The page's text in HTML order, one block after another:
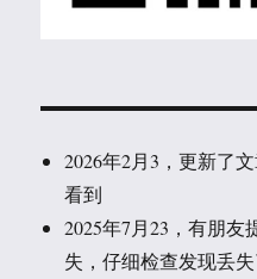
2026年2月3，更新了
看到
2025年7月23，有朋友
失，仔细检查发现丢